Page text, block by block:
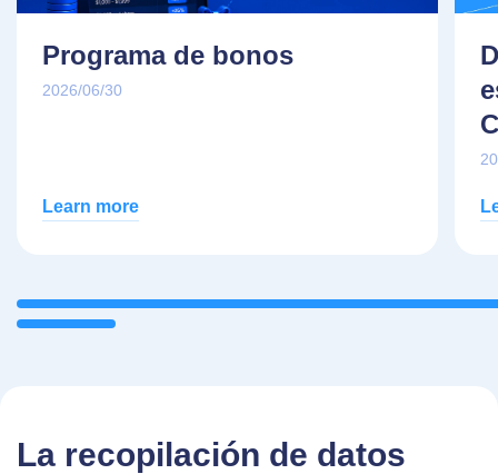
Programa de bonos
2026/06/30
Learn more
La recopilación de datos